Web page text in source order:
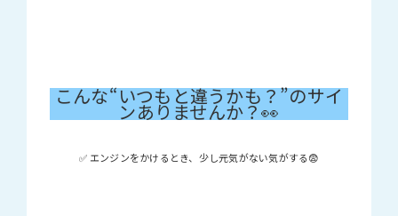
こんな“いつもと違うかも？”のサイ
ンありませんか？👀
✅ エンジンをかけるとき、少し元気がない気がする😨